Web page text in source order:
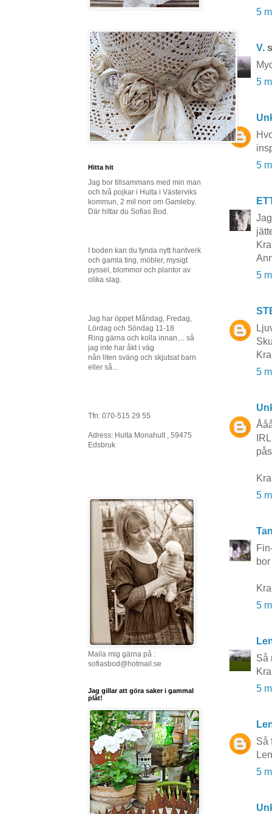
5
V.
5
5
5
5
5
5
Så
5
Så
5
Hitta hit
Jag bor tillsammans med min man
och två pojkar i Hulta i Västerviks
kommun, 2 mil norr om Gamleby.
Där hittar du Sofias Bod.
I boden kan du fynda nytt hantverk
och gamla ting, möbler, mysigt
pyssel, blommor och plantor av
olika slag.
Jag har öppet Måndag, Fredag,
Lördag och Söndag 11-18
Ring gärna och kolla innan.... så
jag inte har åkt i väg
nån liten sväng och skjutsat barn
eller så...
Tfn: 070-515 29 55
Adress: Hulta Monahult , 59475
Edsbruk
Maila mig gärna på :
sofiasbod@hotmail.se
Jag gillar att göra saker i gammal
plåt!